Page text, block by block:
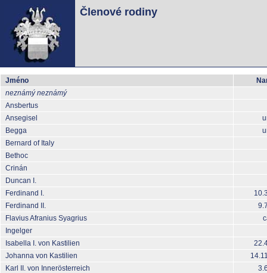
Členové rodiny
Jméno
neznámý neznámý
Ansbertus
Ansegisel
Begga
Bernard of Italy
Bethoc
Crinán
Duncan I.
Ferdinand I.
Ferdinand II.
Flavius Afranius Syagrius
Ingelger
Isabella I. von Kastilien
Johanna von Kastilien
Karl II. von Innerösterreich